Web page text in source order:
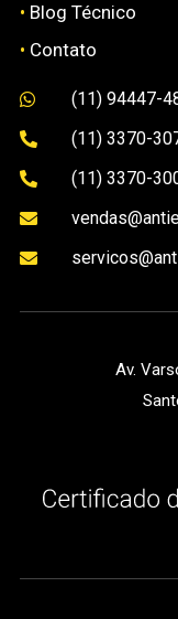
• Blog Técnico
• Contato
 (11) 94447-
 (11) 3370-
 (11) 3370-


Av.